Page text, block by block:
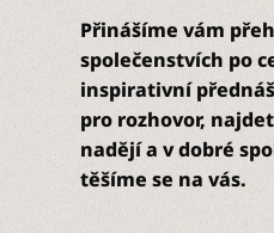
Přinášíme vám
společenstvích po
inspirativní
pro rozhovor,
nadějí a v dobré
těšíme se na vás.